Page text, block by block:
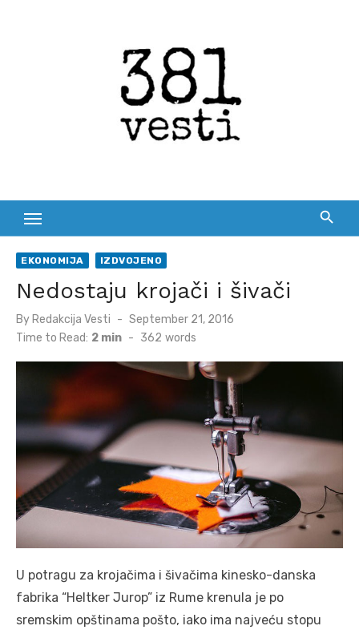
EKONOMIJA IZDVOJENO
Nedostaju krojači i šivači
By Redakcija Vesti
Posted
September 21, 2016
Time to Read: 2 min - 362 words
U potragu za krojačima i šivačima kinesko-danska
fabrika “Heltker Jurop” iz Rume krenula je po
sremskim opštinama pošto, iako ima najveću stopu